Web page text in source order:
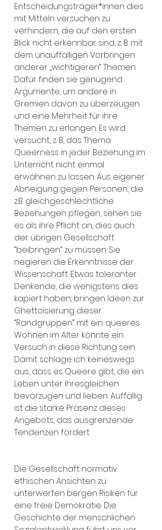
Entscheidungsträger*innen dies
mit Mitteln versuchen zu
verhindern, die auf den ersten
Blick nicht erkennbar sind, z. B. mit
dem unauffälligen Vorbringen
anderer „wichtigeren“ Themen.
Dafür finden sie genügend
Argumente, um andere in
Gremien davon zu überzeugen
und eine Mehrheit für ihre
Themen zu erlangen. Es wird
versucht, z. B, das Thema
Queerness in jeder Beziehung im
Unterricht nicht einmal
erwähnen zu lassen. Aus eigener
Abneigung gegen Personen, die
z.B. gleichgeschlechtliche
Beziehungen pflegen, sehen sie
es als ihre Pflicht an, dies auch
der übrigen Gesellschaft
“beibringen” zu müssen. Sie
negieren die Erkenntnisse der
Wissenschaft. Etwas toleranter
Denkende, die wenigstens dies
kapiert haben, bringen Ideen zur
Ghettoisierung dieser
“Randgruppen” mit ein: queeres
Wohnen im Alter könnte ein
Versuch in diese Richtung sein.
Damit schlage ich keineswegs
aus, dass es Queere gibt, die ein
Leben unter ihresgleichen
bevorzugen und lieben. Auffällig
ist die starke Präsenz dieses
Angebots, das ausgrenzende
Tendenzen fördert.
Die Gesellschaft normativ
ethischen Ansichten zu
unterwerfen bergen Risiken für
eine freie Demokratie. Die
Geschichte der menschlichen